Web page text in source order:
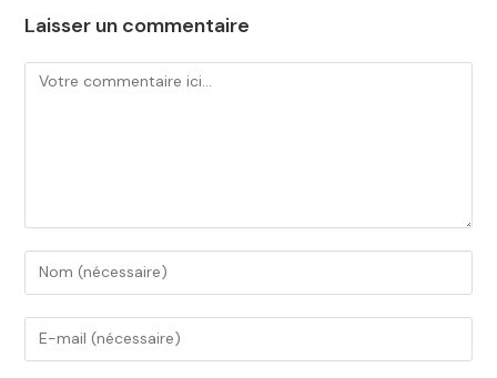
Laisser un commentaire